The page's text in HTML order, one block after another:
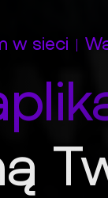
i aplikacji
w sieci